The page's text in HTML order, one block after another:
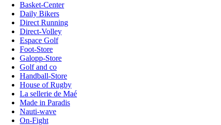
Basket-Center
Daily Bikers
Direct Running
Direct-Volley
Espace Golf
Foot-Store
Galopp-Store
Golf and co
Handball-Store
House of Rugby
La sellerie de Maé
Made in Paradis
Nauti-wave
On-Fight